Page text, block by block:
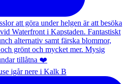
igår nere i Kalk B